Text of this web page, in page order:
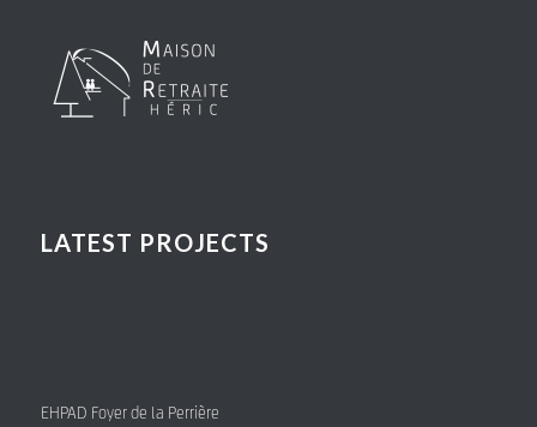
LATEST PROJECTS
EHPAD Foyer de la Perrière